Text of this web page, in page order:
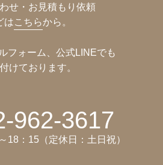
せ・お見積もり依頼
はこちらから。
フォーム、公式LINEでも
けております。
962-3617
18：15（定休日：土日祝）